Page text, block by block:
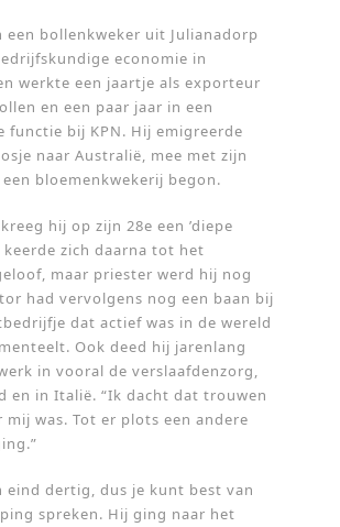
een bollenkweker uit Julianadorp
economie in
werkte een jaartje als exporteur
en een paar jaar in een
functie bij KPN. Hij emigreerde
naar Australië, mee met zijn
bloemenkwekerij begon.
hij op zijn 28e een ’diepe
keerde zich daarna tot het
maar priester werd hij nog
had vervolgens nog een baan bij
dat actief was in de wereld
Ook deed hij jarenlang
in vooral de verslaafdenzorg,
en in Italië. “Ik dacht dat trouwen
mij was. Tot er plots een andere
eind dertig, dus je kunt best van
spreken. Hij ging naar het